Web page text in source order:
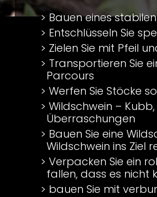
Bauen eines
Entschlüsseln Sie
Zielen Sie mit Pfeil
Transportieren Sie
Parcours
Werfen Sie Stöcke
Wildschwein –
Überraschungen
Bauen Sie eine
Wildschwein ins Ziel
Verpacken Sie ein
fallen, dass es nicht
bauen Sie mit